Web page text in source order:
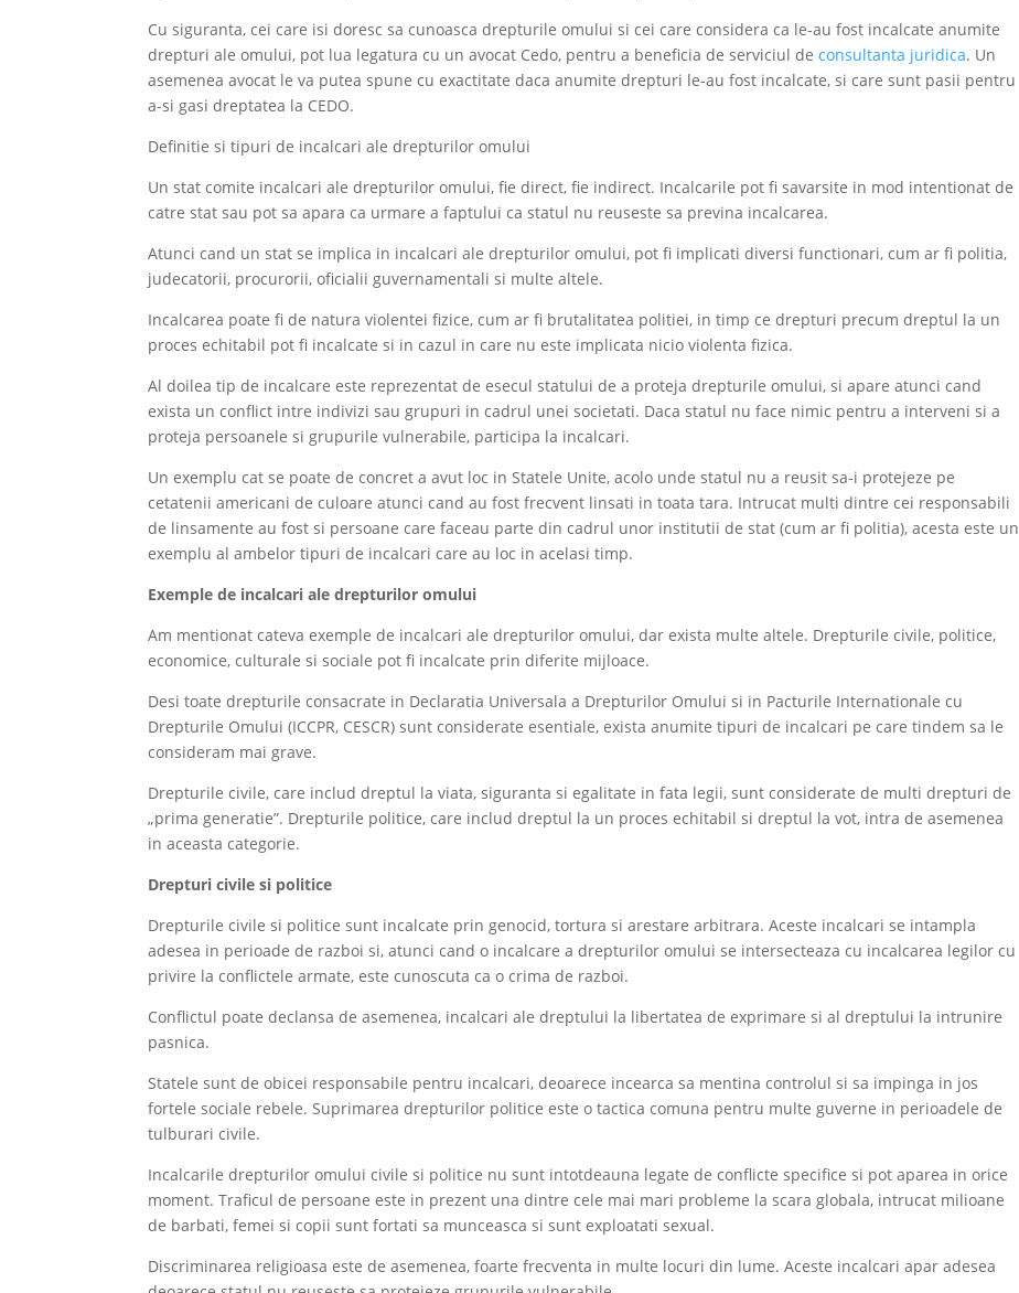
Cu siguranta, cei care isi doresc sa cunoasca drepturile omului si cei care considera ca le-au fost incalcate anumite
drepturi ale omului, pot lua legatura cu un avocat Cedo, pentru a beneficia de serviciul deconsultanta juridica. Un
asemenea avocat le va putea spune cu exactitate daca anumite drepturi le-au fost incalcate, si care sunt pasii pentru
a-si gasi dreptatea la CEDO.
Definitie si tipuri de incalcari ale drepturilor omului
Un stat comite incalcari ale drepturilor omului, fie direct, fie indirect. Incalcarile pot fi savarsite in mod intentionat de
catre stat sau pot sa apara ca urmare a faptului ca statul nu reuseste sa previna incalcarea.
Atunci cand un stat se implica in incalcari ale drepturilor omului, pot fi implicati diversi functionari, cum ar fi politia,
judecatorii, procurorii, oficialii guvernamentali si multe altele.
Incalcarea poate fi de natura violentei fizice, cum ar fi brutalitatea politiei, in timp ce drepturi precum dreptul la un
proces echitabil pot fi incalcate si in cazul in care nu este implicata nicio violenta fizica.
Al doilea tip de incalcare este reprezentat de esecul statului de a proteja drepturile omului, si apare atunci cand
exista un conflict intre indivizi sau grupuri in cadrul unei societati. Daca statul nu face nimic pentru a interveni si a
proteja persoanele si grupurile vulnerabile, participa la incalcari.
Un exemplu cat se poate de concret a avut loc in Statele Unite, acolo unde statul nu a reusit sa-i protejeze pe
cetatenii americani de culoare atunci cand au fost frecvent linsati in toata tara. Intrucat multi dintre cei responsabili
de linsamente au fost si persoane care faceau parte din cadrul unor institutii de stat (cum ar fi politia), acesta este un
exemplu al ambelor tipuri de incalcari care au loc in acelasi timp.
Exemple de incalcari ale drepturilor omului
Am mentionat cateva exemple de incalcari ale drepturilor omului, dar exista multe altele. Drepturile civile, politice,
economice, culturale si sociale pot fi incalcate prin diferite mijloace.
Desi toate drepturile consacrate in Declaratia Universala a Drepturilor Omului si in Pacturile Internationale cu
Drepturile Omului (ICCPR, CESCR) sunt considerate esentiale, exista anumite tipuri de incalcari pe care tindem sa le
consideram mai grave.
Drepturile civile, care includ dreptul la viata, siguranta si egalitate in fata legii, sunt considerate de multi drepturi de
„prima generatie”. Drepturile politice, care includ dreptul la un proces echitabil si dreptul la vot, intra de asemenea
in aceasta categorie.
Drepturi civile si politice
Drepturile civile si politice sunt incalcate prin genocid, tortura si arestare arbitrara. Aceste incalcari se intampla
adesea in perioade de razboi si, atunci cand o incalcare a drepturilor omului se intersecteaza cu incalcarea legilor cu
privire la conflictele armate, este cunoscuta ca o crima de razboi.
Conflictul poate declansa de asemenea, incalcari ale dreptului la libertatea de exprimare si al dreptului la intrunire
pasnica.
Statele sunt de obicei responsabile pentru incalcari, deoarece incearca sa mentina controlul si sa impinga in jos
fortele sociale rebele. Suprimarea drepturilor politice este o tactica comuna pentru multe guverne in perioadele de
tulburari civile.
Incalcarile drepturilor omului civile si politice nu sunt intotdeauna legate de conflicte specifice si pot aparea in orice
moment. Traficul de persoane este in prezent una dintre cele mai mari probleme la scara globala, intrucat milioane
de barbati, femei si copii sunt fortati sa munceasca si sunt exploatati sexual.
Discriminarea religioasa este de asemenea, foarte frecventa in multe locuri din lume. Aceste incalcari apar adesea